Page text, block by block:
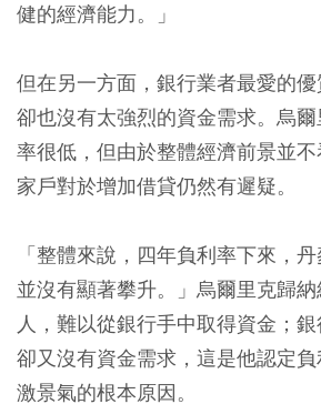
健的經濟能力。」
但在另一方面，銀行業者最愛的
卻也沒有太強烈的資金需求。烏
率很低，但由於整體經濟前景並
家戶對於增加借貸仍然有遲疑。
「整體來說，四年負利率下來，
並沒有顯著攀升。」 烏爾里克歸
人，難以從銀行手中取得資金；銀
卻又沒有資金需求，這是他認定
激景氣的根本原因。